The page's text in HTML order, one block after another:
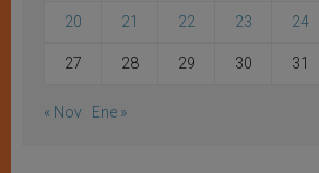
20 21 22 23 24
27 28 29 30 31
« Nov Ene »